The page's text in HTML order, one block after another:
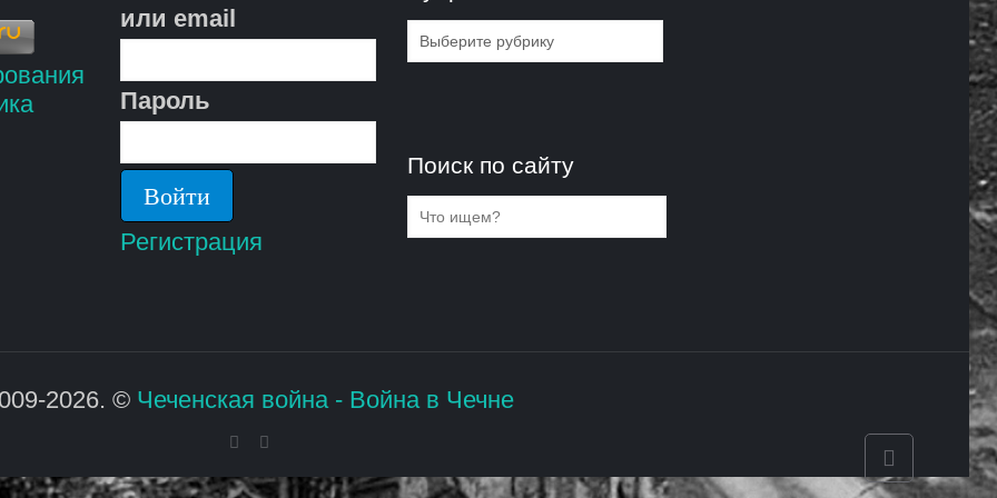
или email
Пароль
Регистрация
Рубрики
Поиск по сайту
2026. © Чеченская война - Война в Чечне